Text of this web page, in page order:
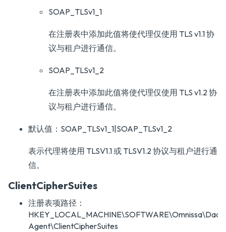
SOAP_TLSv1_1
在注册表中添加此值将使代理仅使用 TLS v1.1 协
议与租户进行通信。
SOAP_TLSv1_2
在注册表中添加此值将使代理仅使用 TLS v1.2 协
议与租户进行通信。
默认值：SOAP_TLSv1_1|SOAP_TLSv1_2
表示代理将使用 TLSV1.1 或 TLSV1.2 协议与租户进行通
信。
ClientCipherSuites
注册表项路径：
HKEY_LOCAL_MACHINE\SOFTWARE\Omnissa\DaaS
Agent\ClientCipherSuites